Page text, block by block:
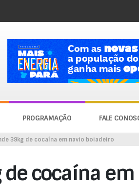
PROGRAMAÇÃO FALE
39kg de cocaína em navio boiadeiro
de cocaína